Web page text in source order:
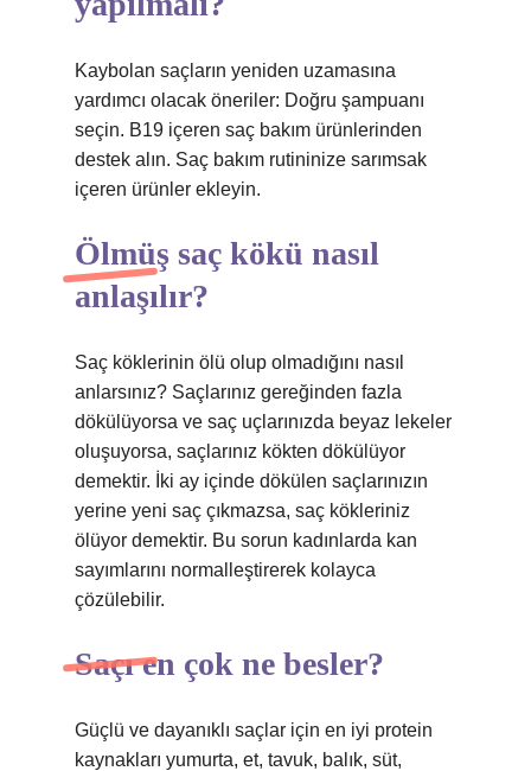
Kaybolan saçların yeniden uzamasına
yardımcı olacak öneriler: Doğru şampuanı
seçin. B19 içeren saç bakım ürünlerinden
destek alın. Saç bakım rutininize sarımsak
içeren ürünler ekleyin.
Ölmüş saç kökü nasıl
anlaşılır?
Saç köklerinin ölü olup olmadığını nasıl
anlarsınız? Saçlarınız gereğinden fazla
dökülüyorsa ve saç uçlarınızda beyaz lekeler
oluşuyorsa, saçlarınız kökten dökülüyor
demektir. İki ay içinde dökülen saçlarınızın
yerine yeni saç çıkmazsa, saç kökleriniz
ölüyor demektir. Bu sorun kadınlarda kan
sayımlarını normalleştirerek kolayca
çözülebilir.
Saçı en çok ne besler?
Güçlü ve dayanıklı saçlar için en iyi protein
kaynakları yumurta, et, tavuk, balık, süt,